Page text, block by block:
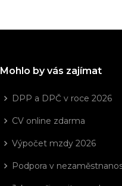
Mohlo by vás zajímat
DPP a DPČ v roce 2026
CV online zdarma
Výpočet mzdy 2026
Podpora v